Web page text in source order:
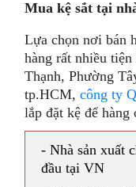
Mua kệ sắt tại
Lựa chọn nơi bán
hàng rất nhiều
Thạnh, Phường
tp.HCM, công ty
lắp đặt kệ để
- Nhà sản xuất
đầu tại VN